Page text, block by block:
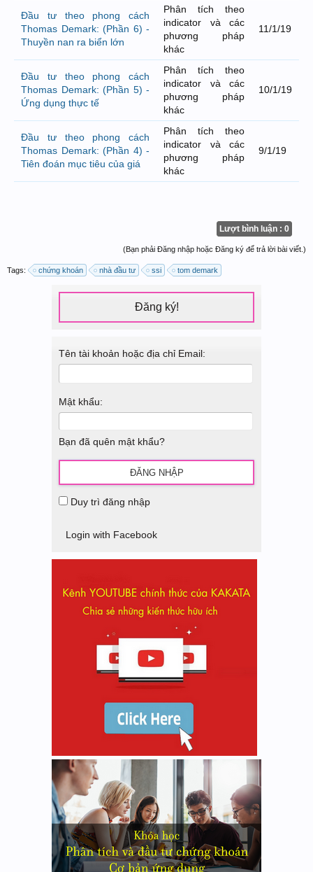
Đầu tư theo phong cách
Thomas Demark: (Phần 6) -
Thuyền nan ra biển lớn
Phân tích theo
indicator và các
phương pháp
khác
11/1/19
Đầu tư theo phong cách
Thomas Demark: (Phần 5) -
Ứng dụng thực tế
Phân tích theo
indicator và các
phương pháp
khác
10/1/19
Đầu tư theo phong cách
Thomas Demark: (Phần 4) -
Tiên đoán mục tiêu của giá
Phân tích theo
indicator và các
phương pháp
khác
9/1/19
Lượt bình luận : 0
(Bạn phải Đăng nhập hoặc Đăng ký để trả lời bài viết.)
Tags: chứng khoán nhà đầu tư ssi tom demark
Đăng ký!
Tên tài khoản hoặc địa chỉ Email:
Mật khẩu:
Bạn đã quên mật khẩu?
Duy trì đăng nhập
Login with Facebook